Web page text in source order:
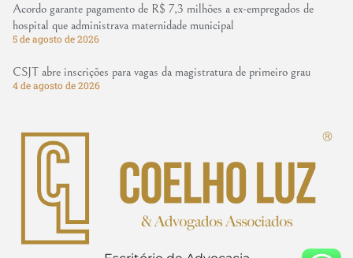
Acordo garante pagamento de R$ 7,3 milhões a ex-empregados de
hospital que administrava maternidade municipal
5 de agosto de 2026
CSJT abre inscrições para vagas da magistratura de primeiro grau
4 de agosto de 2026